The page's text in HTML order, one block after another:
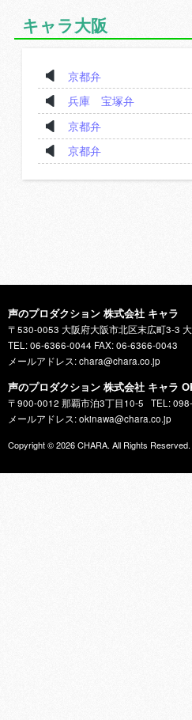
キャラ大阪
京都弁
兵庫 宝塚弁
京都弁
京都弁
声のプロダクション 株式会社 キャラ
〒530-0053 大阪府大阪市北区末広町3-3
TEL: 06-6366-0044 FAX: 06-6366-0043
メールアドレス: chara@chara.co.jp
声のプロダクション 株式会社 キャラ
〒900-0012 那覇市泊3丁目10-5
TEL:
メールアドレス: okinawa@chara.co.jp
Copyright © 2026CHARA. All Rights Reserved.